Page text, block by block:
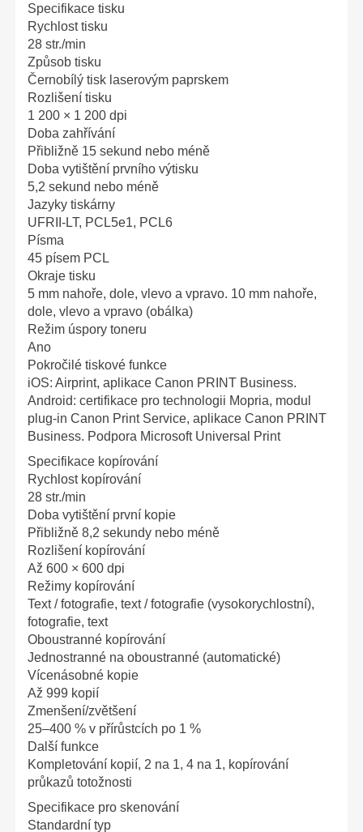
Specifikace tisku
Rychlost tisku
28 str./min
Způsob tisku
Černobílý tisk laserovým paprskem
Rozlišení tisku
1 200 × 1 200 dpi
Doba zahřívání
Přibližně 15 sekund nebo méně
Doba vytištění prvního výtisku
5,2 sekund nebo méně
Jazyky tiskárny
UFRII-LT, PCL5e1, PCL6
Písma
45 písem PCL
Okraje tisku
5 mm nahoře, dole, vlevo a vpravo. 10 mm nahoře,
dole, vlevo a vpravo (obálka)
Režim úspory toneru
Ano
Pokročilé tiskové funkce
iOS: Airprint, aplikace Canon PRINT Business.
Android: certifikace pro technologii Mopria, modul
plug-in Canon Print Service, aplikace Canon PRINT
Business. Podpora Microsoft Universal Print
Specifikace kopírování
Rychlost kopírování
28 str./min
Doba vytištění první kopie
Přibližně 8,2 sekundy nebo méně
Rozlišení kopírování
Až 600 × 600 dpi
Režimy kopírování
Text / fotografie, text / fotografie (vysokorychlostní),
fotografie, text
Oboustranné kopírování
Jednostranné na oboustranné (automatické)
Vícenásobné kopie
Až 999 kopií
Zmenšení/zvětšení
25–400 % v přírůstcích po 1 %
Další funkce
Kompletování kopií, 2 na 1, 4 na 1, kopírování
průkazů totožnosti
Specifikace pro skenování
Standardní typ